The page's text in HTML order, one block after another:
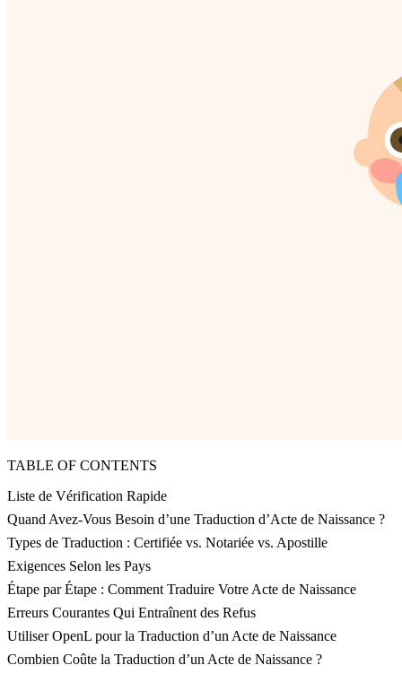
TABLE OF CONTENTS
Liste de Vérification Rapide
Quand Avez-Vous Besoin d’une Traduction d’Acte de Naissance ?
Types de Traduction : Certifiée vs. Notariée vs. Apostille
Exigences Selon les Pays
Étape par Étape : Comment Traduire Votre Acte de Naissance
Erreurs Courantes Qui Entraînent des Refus
Utiliser OpenL pour la Traduction d’un Acte de Naissance
Combien Coûte la Traduction d’un Acte de Naissance ?